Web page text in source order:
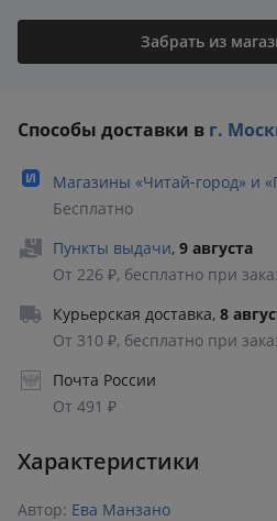
Забрать из
Способы доставки в г.
Магазины «Читай‑город» и
Бесплатно
Пункты выдачи, 9 августа
От 226 ₽, бесплатно при
Курьерская доставка, 8
От 310 ₽, бесплатно при
Почта России
От 491 ₽
Характеристики
Автор: Ева Манзано